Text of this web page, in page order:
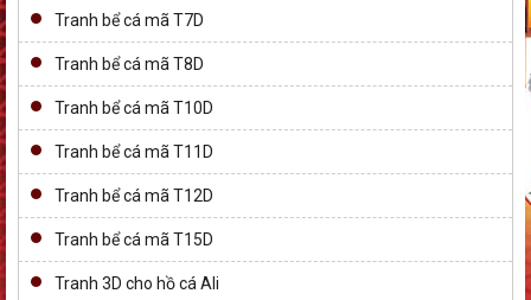
Tranh bể cá mã T7D
Tranh bể cá mã T8D
Tranh bể cá mã T10D
Tranh bể cá mã T11D
Tranh bể cá mã T12D
Tranh bể cá mã T15D
Tranh 3D cho hồ cá Ali